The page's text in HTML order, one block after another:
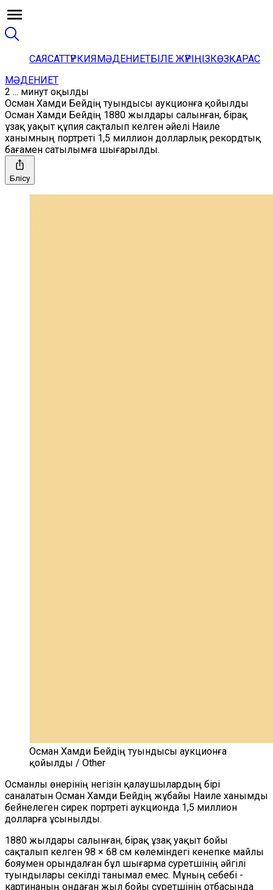
САЯСАТТҮРКИЯМӘДЕНИЕТБІЛЕ ЖҮРІҢІЗКӨЗҚАРАС
МӘДЕНИЕТ
2 ... минут оқылды
Осман Хамди Бейдің туындысы аукционға қойылды
Осман Хамди Бейдің 1880 жылдары салынған, бірақ
ұзақ уақыт құпия сақталып келген әйелі Наиле
ханымның портреті 1,5 миллион долларлық рекордтық
бағамен сатылымға шығарылды.
Бөлісу
Осман Хамди Бейдің туындысы аукционға
қойылды / Other
Османлы өнерінің негізін қалаушылардың бірі
саналатын Осман Хамди Бейдің жұбайы Наиле ханымды
бейнелеген сирек портреті аукционда 1,5 миллион
долларға ұсынылды.
1880 жылдары салынған, бірақ ұзақ уақыт бойы
сақталып келген 98 × 68 см көлеміндегі кенепке майлы
бояумен орындалған бұл шығарма суретшінің әйгілі
туындылары секілді танымал емес. Мұның себебі -
картинаның ондаған жыл бойы суретшінің отбасында